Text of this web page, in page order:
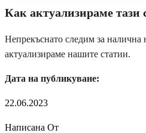
Как актуализираме тази
Непрекъснато следим за
актуализираме нашите статии.
Дата на публикуване:
22.06.2023
Написана От